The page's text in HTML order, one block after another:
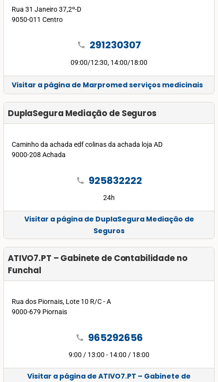
Rua 31 Janeiro 37,2º-D
9050-011 Centro
call 291230307
09:00/12:30, 14:00/18:00
Visitar a página de Marpromed serviços medicinais
DuplaSegura Mediação de Seguros
Caminho da achada edf colinas da achada loja AD
9000-208 Achada
call 925832222
24h
Visitar a página de DuplaSegura Mediação de
Seguros
ATIVO7.PT – Gabinete de Contabilidade no
Funchal
Rua dos Piornais, Lote 10 R/C - A
9000-679 Piornais
call 965292656
9:00 / 13:00 - 14:00 / 18:00
Visitar a página de ATIVO7.PT – Gabinete de